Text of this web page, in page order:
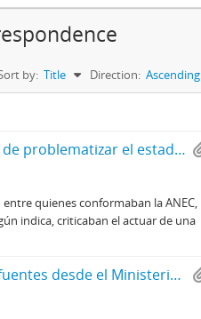
by: Title Direction: Ascending
Carta a Fernando Jiménez con motivo de problematizar el estado de la ANEC
quienes conformaban la ANEC,
indica, criticaban el actuar de una
Carta firmada a Francisco Bulnes Sanfuentes desde el Ministerio del Interior de Chile